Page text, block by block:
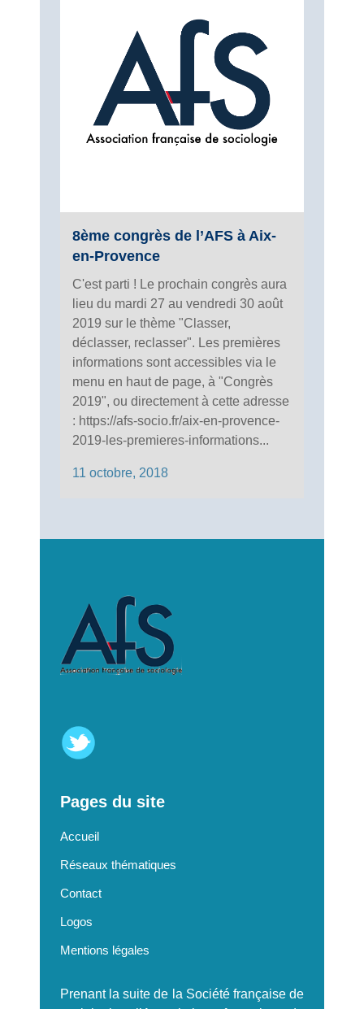
8ème congrès de l’AFS à Aix-
en-Provence
C'est parti ! Le prochain congrès aura
lieu du mardi 27 au vendredi 30 août
2019 sur le thème "Classer,
déclasser, reclasser". Les premières
informations sont accessibles via le
menu en haut de page, à "Congrès
2019", ou directement à cette adresse
: https://afs-socio.fr/aix-en-provence-
2019-les-premieres-informations...
11 octobre, 2018
Pages du site
Accueil
Réseaux thématiques
Contact
Logos
Mentions légales
Prenant la suite de la Société française de